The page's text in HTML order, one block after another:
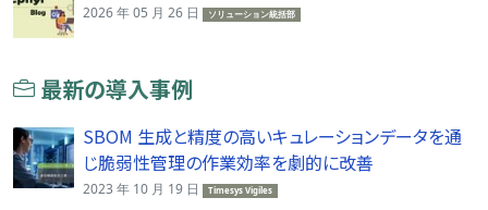
2026 年 05 月 26 日 ソリューション統括部
最新の導入事例
SBOM 生成と精度の高いキュレーションデータを通
じ脆弱性管理の作業効率を劇的に改善
2023 年 10 月 19 日 Timesys Vigiles